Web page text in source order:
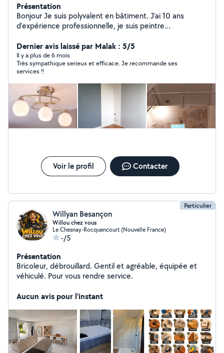
Présentation
Bonjour Je suis polyvalent en bâtiment. J'ai 10 ans
d'expérience professionnelle, je suis peintre
pose de cuisine montage de meuble,plombier,
électricité,je fais un travail de qualité, j'essaie de rendre
mes clients satisfaits de mon travail. J'essaie de faire un
Dernier avis laissé par Malak : 5/5
Il y a plus de 6 mois
Très sympathique serieux et efficace. Je recommande ses
services !!
Voir le profil Contacter
Particulier
Willyan Besançon
Willou chez vous
Le Chesnay-Rocquencourt (Nouvelle France)
-/5
Présentation
Bricoleur, débrouillard. Gentil et agréable, équipée et
véhiculé. Pour vous rendre service.
Aucun avis pour l'instant